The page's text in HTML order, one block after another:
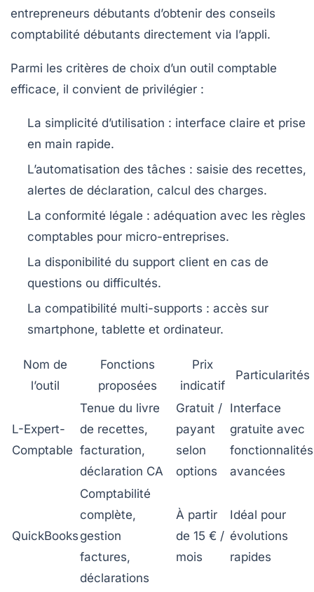
entrepreneurs débutants d’obtenir des conseils
comptabilité débutants directement via l’appli.
Parmi les critères de choix d’un outil comptable
efficace, il convient de privilégier :
La simplicité d’utilisation : interface claire et prise
en main rapide.
L’automatisation des tâches : saisie des recettes,
alertes de déclaration, calcul des charges.
La conformité légale : adéquation avec les règles
comptables pour micro-entreprises.
La disponibilité du support client en cas de
questions ou difficultés.
La compatibilité multi-supports : accès sur
smartphone, tablette et ordinateur.
Nom de
l’outil
Fonctions
proposées
Prix
indicatif
Particularités
L-Expert-
Comptable
Tenue du livre
de recettes,
facturation,
déclaration CA
Gratuit /
payant
selon
options
Interface
gratuite avec
fonctionnalités
avancées
QuickBooks
Comptabilité
complète,
gestion
factures,
déclarations
À partir
de 15 € /
mois
Idéal pour
évolutions
rapides